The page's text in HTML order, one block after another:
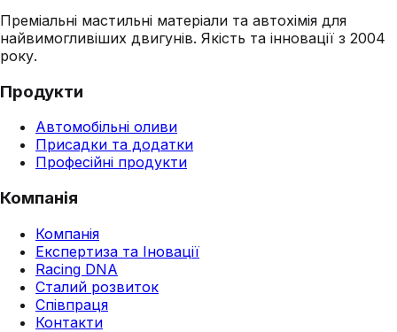
Преміальні мастильні матеріали та автохімія для
найвимогливіших двигунів. Якість та інновації з 2004
року.
Продукти
Автомобільні оливи
Присадки та додатки
Професійні продукти
Компанія
Компанія
Експертиза та Іновації
Racing DNA
Сталий розвиток
Співпраця
Контакти